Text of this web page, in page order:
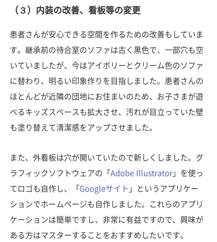
（３）内装の改善、看板等の変更
患者さんが安心できる空間を作るための改善もしていま
す。継承前の待合室のソファは古く黒色で、一部穴も空
いていましたが、今はアイボリーとクリーム色のソファ
に替わり、明るい印象作りを目指しました。患者さんの
ほとんどが近隣の団地にお住まいのため、お子さまが遊
べるキッズスペースも拡大させ、汚れが目立っていた壁
も塗り替えて清潔感をアップさせました。
また、外看板は穴が開いていたので新しくしました。グ
ラフィックソフトウェアの「 Adobe Illustrator 」を使っ
てロゴも自作し、「 Googleサイト 」というアプリケー
ションでホームページも自作しました。これらのアプリ
ケーションは簡単ですし、非常に有益ですので、興味が
ある方はマスターすることをおすすめしたいです。